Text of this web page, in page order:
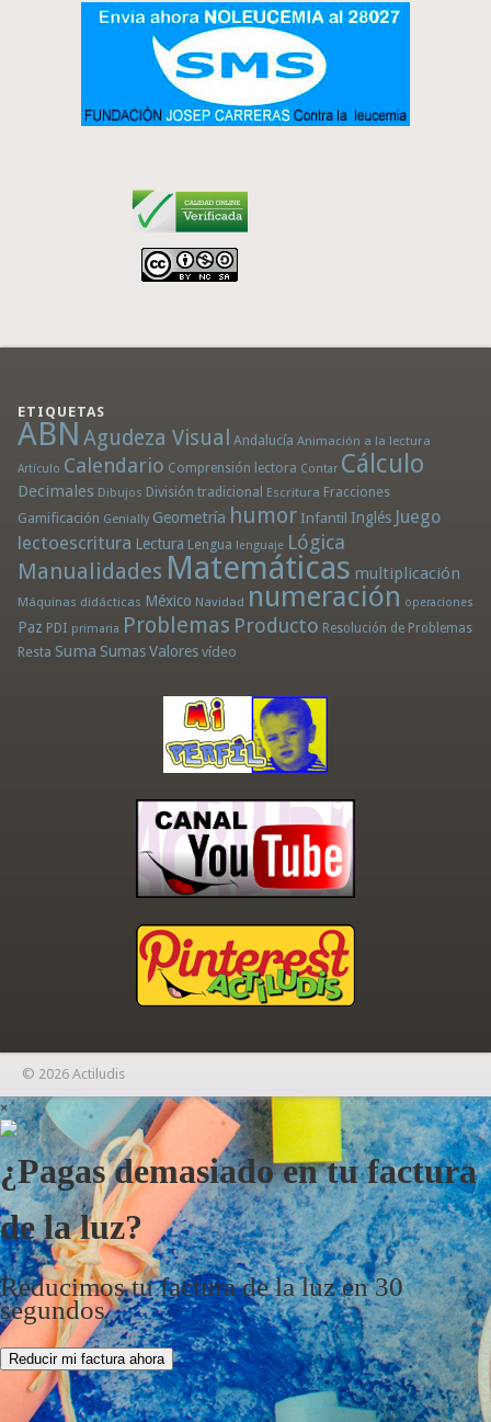
ETIQUETAS
ABN Agudeza Visual Andalucía Animación a la lectura
Artículo Calendario Comprensión lectora Contar Cálculo
Decimales Dibujos División tradicional Escritura Fracciones
Gamificación Genially Geometría humor Infantil Inglés Juego
lectoescritura Lectura Lengua lenguaje Lógica
Manualidades Matemáticas multiplicación
Máquinas didácticas México Navidad numeración operaciones
Paz PDI primaria Problemas Producto Resolución de Problemas
Resta Suma Sumas Valores vídeo
© 2026 Actiludis
×
¿Pagas demasiado en tu factura
de la luz?
Reducimos tu factura de la luz en 30
segundos
Reducir mi factura ahora